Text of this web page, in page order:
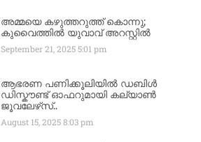
അമ്മയെ കഴുത്തറുത്ത് കൊന്നു;
കുവൈത്തിൽ യുവാവ് അറസ്റ്റിൽ
September 21, 20255:01 pm
ആഭരണ പണിക്കൂലിയിൽ ഡബിൾ
ഡിസ്കൗണ്ട് ഓഫറുമായി കല്യാൺ
ജൂവലേഴ്‌സ്..
August 15, 20258:03 pm